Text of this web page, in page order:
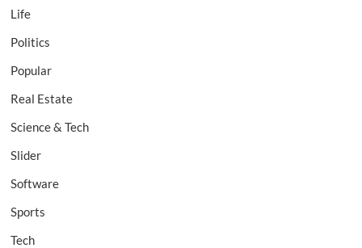
Life
Politics
Popular
Real Estate
Science & Tech
Slider
Software
Sports
Tech